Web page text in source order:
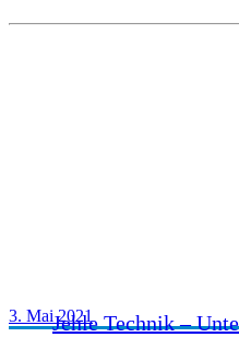
Jehle Technik –
3. Mai 2021